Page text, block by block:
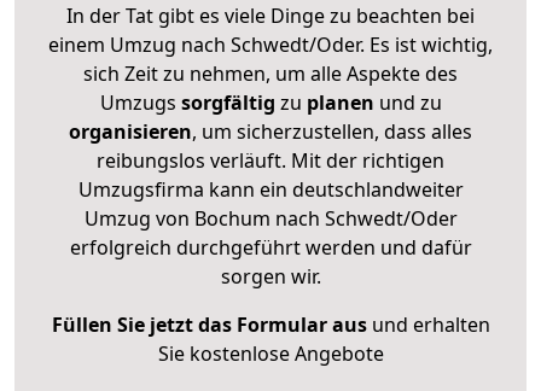
In der Tat gibt es viele Dinge zu beachten bei
einem Umzug nach Schwedt/Oder. Es ist wichtig,
sich Zeit zu nehmen, um alle Aspekte des
Umzugs sorgfältig zu planen und zu
organisieren, um sicherzustellen, dass alles
reibungslos verläuft. Mit der richtigen
Umzugsfirma kann ein deutschlandweiter
Umzug von Bochum nach Schwedt/Oder
erfolgreich durchgeführt werden und dafür
sorgen wir.
Füllen Sie jetzt das Formular ausund erhalten
Sie kostenlose Angebote